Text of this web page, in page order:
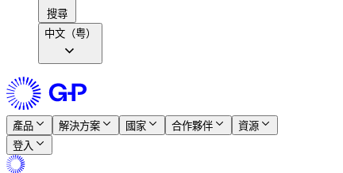
搜尋​​
中文（粤）
產品​​ 解決方案​​ 國家​​ 合作夥伴​​
資源​​
登入​​